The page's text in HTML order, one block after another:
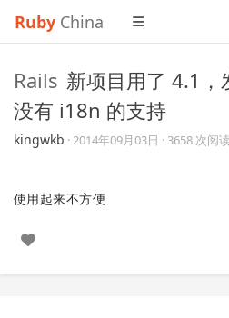
Ruby China
Rails 新项目用了 4.1
没有 i18n 的支持
kingwkb ·2014年09月03日 · 3658 次阅读
使用起来不方便